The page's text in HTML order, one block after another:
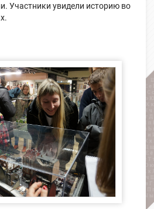
Участники увидели историю во